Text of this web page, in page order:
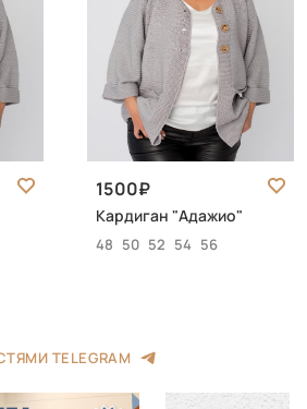
1500
Кардиган "Адажио"
48 50 52 54 56
TELEGRAM